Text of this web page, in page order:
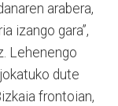
arabera,
izango gara”,
Lehenengo
dute
frontoian,